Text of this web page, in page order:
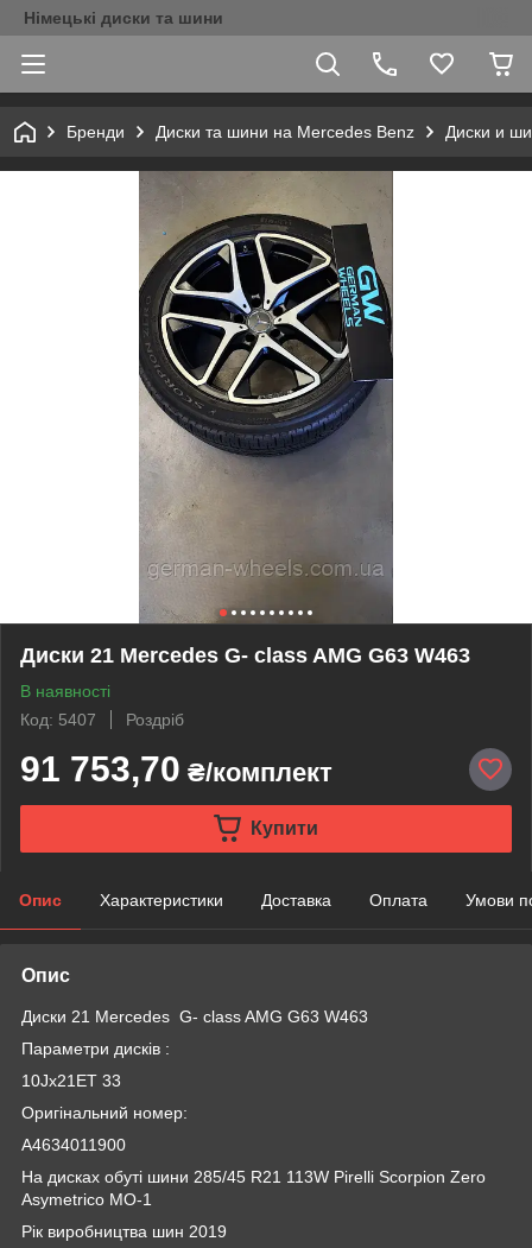
Німецькі диски та шини
Бренди Диски та шини на Mercedes Benz Диски и
Диски 21 Mercedes G- class AMG G63 W463
В наявності
Код: 5407
Роздріб
91 753,70 ₴/комплект
Купити
Опис Характеристики Доставка Оплата Умови
Опис
Диски 21 Mercedes G- class AMG G63 W463
Параметри дисків :
10Jx21ET 33
Оригінальний номер:
A4634011900
На дисках обуті шини 285/45 R21 113W Pirelli Scorpion Zero
Asymetrico MO-1
Рік виробництва шин 2019